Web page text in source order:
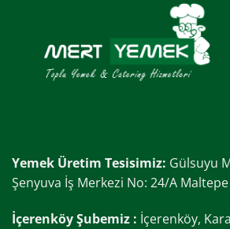
Yemek Üretim Tesisimiz: Gülsuyu
Şenyuva İş Merkezi No: 24/A
İçerenköy Şubemiz : İçerenköy,